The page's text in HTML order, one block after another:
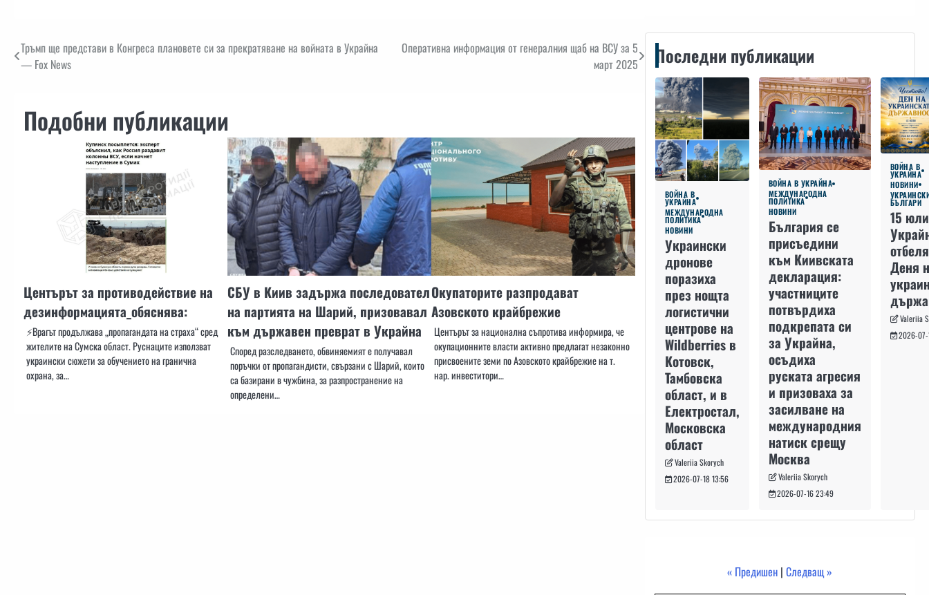
Навигация
Тръмп ще представи в Конгреса плановете си за прекратяване на войната в Украйна
— Fox News
Оперативна информация от генералния щаб на ВСУ за 5
март 2025
Подобни публикации
Центърът за противодействие на
дезинформацията_обяснява:
⚡️Врагът продължава „пропагандата на страха“ сред
жителите на Сумска област. Руснаците използват
украински сюжети за обучението на гранична
охрана, за…
СБУ в Киив задържа последовател
на партията на Шарий, призовавал
към държавен преврат в Украйна
Според разследването, обвиняемият е получавал
поръчки от пропагандисти, свързани с Шарий, които
са базирани в чужбина, за разпространение на
определени…
Окупаторите разпродават
Азовското крайбрежие
Центърът за национална съпротива информира, че
окупационните власти активно предлагат незаконно
присвоените земи по Азовското крайбрежие на т.
нар. инвеститори…
Последни публикации
ВОЙНА В
УКРАЙНА
МЕЖДУНАРОДНА
ПОЛИТИКА
НОВИНИ
Украински
дронове
поразиха
през нощта
логистични
центрове на
Wildberries в
Котовск,
Тамбовска
област, и в
Електростал,
Московска
област
Valeriia Skorych
2026-07-18 13:56
ВОЙНА В УКРАЙНА
МЕЖДУНАРОДНА
ПОЛИТИКА
НОВИНИ
България се
присъедини
към Киивската
декларация:
участниците
потвърдиха
подкрепата си
за Украйна,
осъдиха
руската агресия
и призоваха за
засилване на
международния
натиск срещу
Москва
Valeriia Skorych
2026-07-16 23:49
ВОЙНА В
УКРАЙНА
НОВИНИ
БЪЛГАРИ
15
Деня
Valeriia
2026-07-
« Предишен |Следващ »